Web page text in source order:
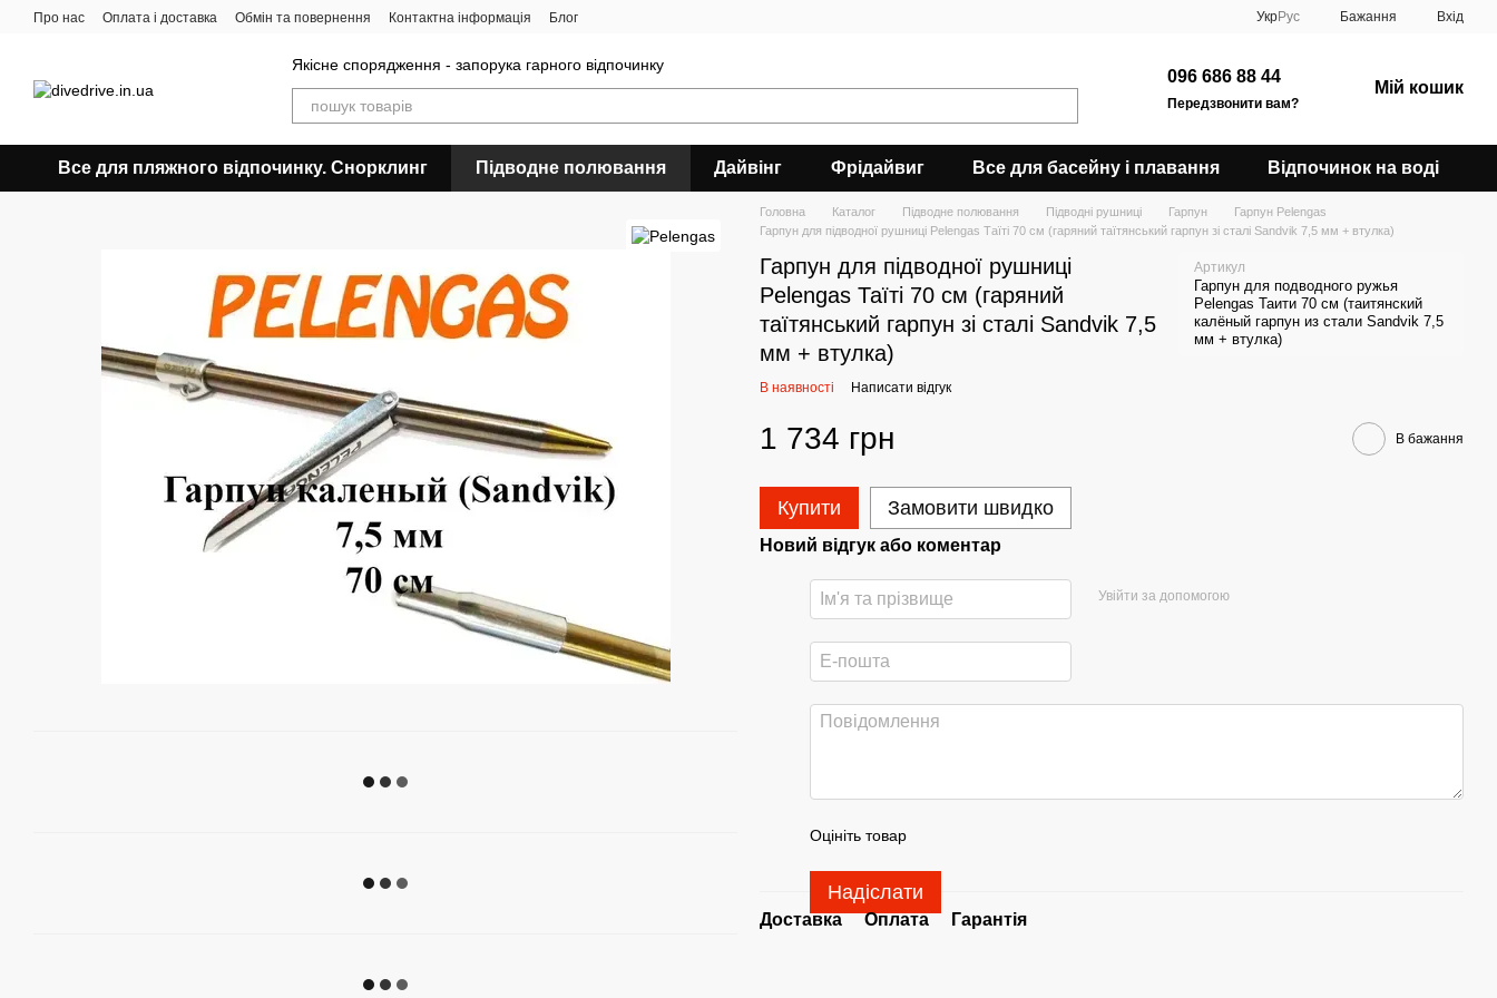
Перейти до основного контенту
Про нас Оплата і доставка Обмін та повернення Контактна інформація Блог УкрРус Бажання Вхід
Якісне спорядження - запорука гарного відпочинку
096 686 88 44
Передзвонити вам?
Мій кошик
Все для пляжного відпочинку. Снорклинг Підводне полювання Дайвінг Фрідайвиг Все для басейну і плавання Відпочинок на воді
Головна Каталог Підводне полювання Підводні рушниці Гарпун
Гарпун Pelengas
Гарпун для підводної рушниці Pelengas Таїті 70 см (гаряний таїтянський гарпун зі сталі Sandvik 7,5 мм + втулка)
Гарпун для підводної рушниці
Pelengas Таїті 70 см (гаряний
таїтянський гарпун зі сталі Sandvik 7,5
мм + втулка)
Артикул
Гарпун для подводного ружья
Pelengas Таити 70 см (таитянский
калёный гарпун из стали Sandvik 7,5
мм + втулка)
В наявності Написати відгук
1 734 грн В бажання
Купити Замовити швидко
Новий відгук або коментар
Увійти за допомогою
Оцініть товар
Надіслати
Доставка Оплата Гарантія